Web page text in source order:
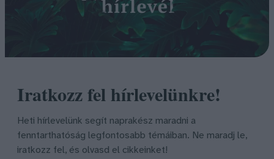
Iratkozz fel hírlevelünkre!
Heti hírlevelünk segít naprakész maradni a
fenntarthatóság legfontosabb témáiban. Ne maradj le,
iratkozz fel, és olvasd el cikkeinket!